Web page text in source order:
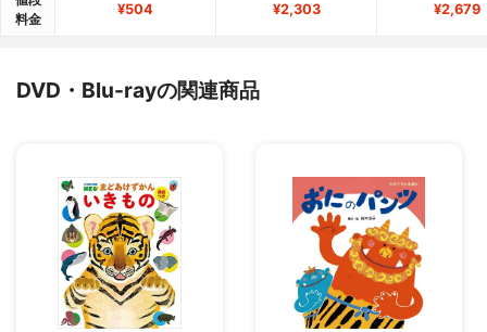
料金
¥504 ¥2,303 ¥2,679
DVD・Blu-rayの関連商品